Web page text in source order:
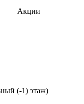
Акции
(-1) этаж)